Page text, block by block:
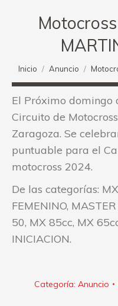
Estás aquí:
Inicio Anuncio
El Próximo domingo
Circuito de
Zaragoza. Se
puntuable para el
motocross 2024.
De las categorías:
FEMENINO,
50, MX 85cc, MX
INICIACION.
Categoría: Anuncio